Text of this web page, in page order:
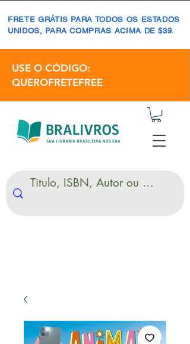
FRETE GRÁTIS PARA TODOS OS ESTADOS
UNIDOS, PARA COMPRAS ACIMA DE $39.
USE O CÓDIGO:
QUEROFRETEFREE